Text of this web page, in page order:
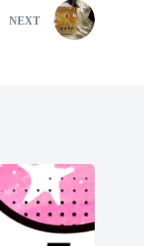
NEXT